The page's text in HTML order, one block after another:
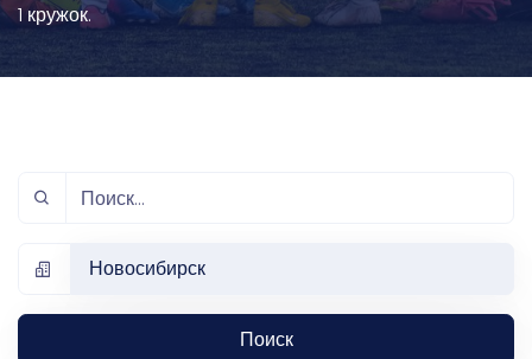
1 кружок.
Новосибирск
Поиск